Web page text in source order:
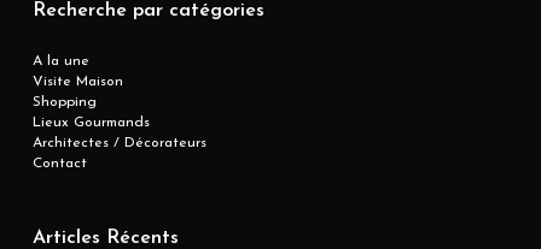
Recherche par catégories
A la une
Visite Maison
Shopping
Lieux Gourmands
Architectes / Décorateurs
Contact
Articles Récents